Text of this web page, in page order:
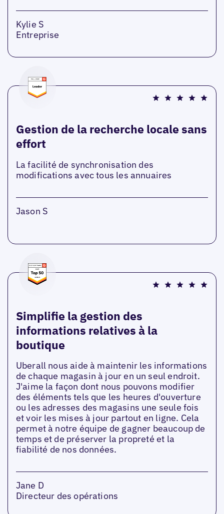
Kylie S
Entreprise
Gestion de la recherche locale sans
effort
La facilité de synchronisation des
modifications avec tous les annuaires
Jason S
Simplifie la gestion des
informations relatives à la
boutique
Uberall nous aide à maintenir les informations
de chaque magasin à jour en un seul endroit.
J'aime la façon dont nous pouvons modifier
des éléments tels que les heures d'ouverture
ou les adresses des magasins une seule fois
et voir les mises à jour partout en ligne. Cela
permet à notre équipe de gagner beaucoup de
temps et de préserver la propreté et la
fiabilité de nos données.
Jane D
Directeur des opérations